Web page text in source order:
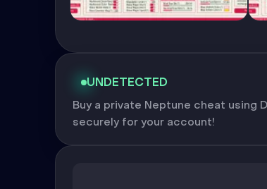
UNDETECTED
Buy a private Neptune cheat using
securely for your account!